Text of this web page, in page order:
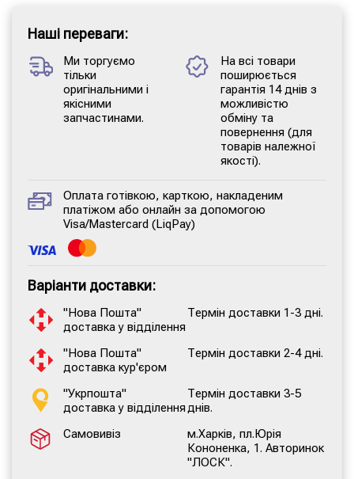
Наші переваги:
Ми торгуємо
тільки
оригінальними і
якісними
запчастинами.
На всі товари
поширюється
гарантія 14 днів з
можливістю
обміну та
повернення (для
товарів належної
якості).
Оплата готівкою, карткою, накладеним
платіжом або онлайн за допомогою
Visa/Mastercard (LiqPay)
Варіанти доставки:
"Нова Пошта"
доставка у відділення
Термін доставки 1-3 дні.
"Нова Пошта"
доставка кур'єром
Термін доставки 2-4 дні.
"Укрпошта"
доставка у відділення
Термін доставки 3-5
днів.
Самовивіз
м.Харків, пл.Юрія
Кононенка, 1. Авторинок
"ЛОСК".